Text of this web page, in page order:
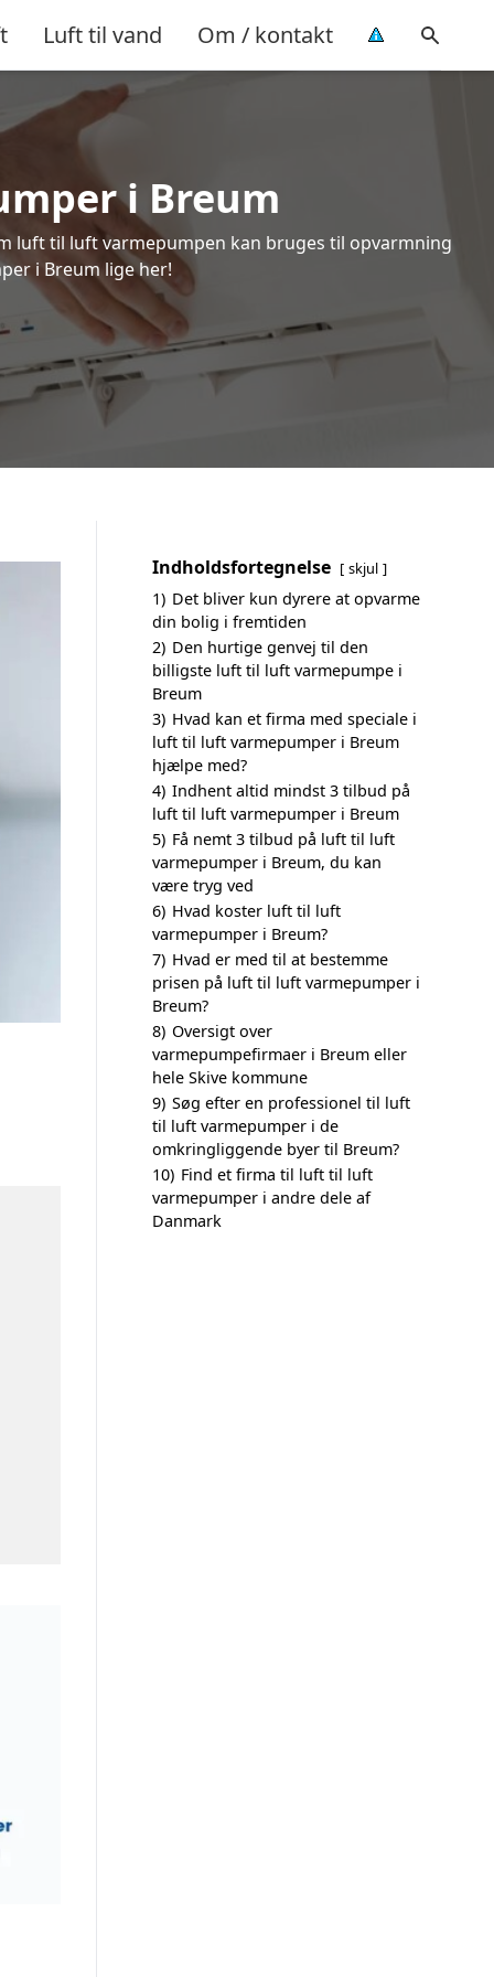
Luft til vand Om / kontakt
i Breum
luft til luft varmepumpen kan bruges til opvarmning
i Breum lige her!
Indholdsfortegnelse skjul
1) Det bliver kun dyrere at opvarme
din bolig i fremtiden
2) Den hurtige genvej til den
billigste luft til luft varmepumpe i
Breum
3) Hvad kan et firma med speciale i
luft til luft varmepumper i Breum
hjælpe med?
4) Indhent altid mindst 3 tilbud på
luft til luft varmepumper i Breum
5) Få nemt 3 tilbud på luft til luft
varmepumper i Breum, du kan
være tryg ved
6) Hvad koster luft til luft
varmepumper i Breum?
7) Hvad er med til at bestemme
prisen på luft til luft varmepumper i
Breum?
8) Oversigt over
varmepumpefirmaer i Breum eller
hele Skive kommune
9) Søg efter en professionel til luft
til luft varmepumper i de
omkringliggende byer til Breum?
10) Find et firma til luft til luft
varmepumper i andre dele af
Danmark